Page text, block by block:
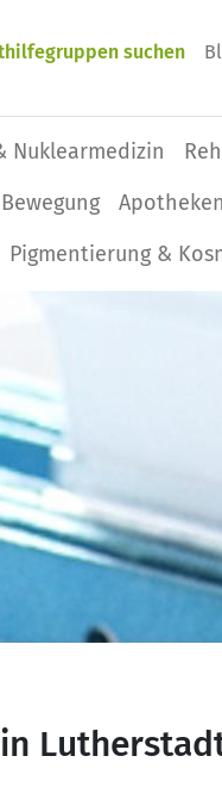
suchen
Nuklearmedizin
Bewegung Apotheken
Pigmentierung &